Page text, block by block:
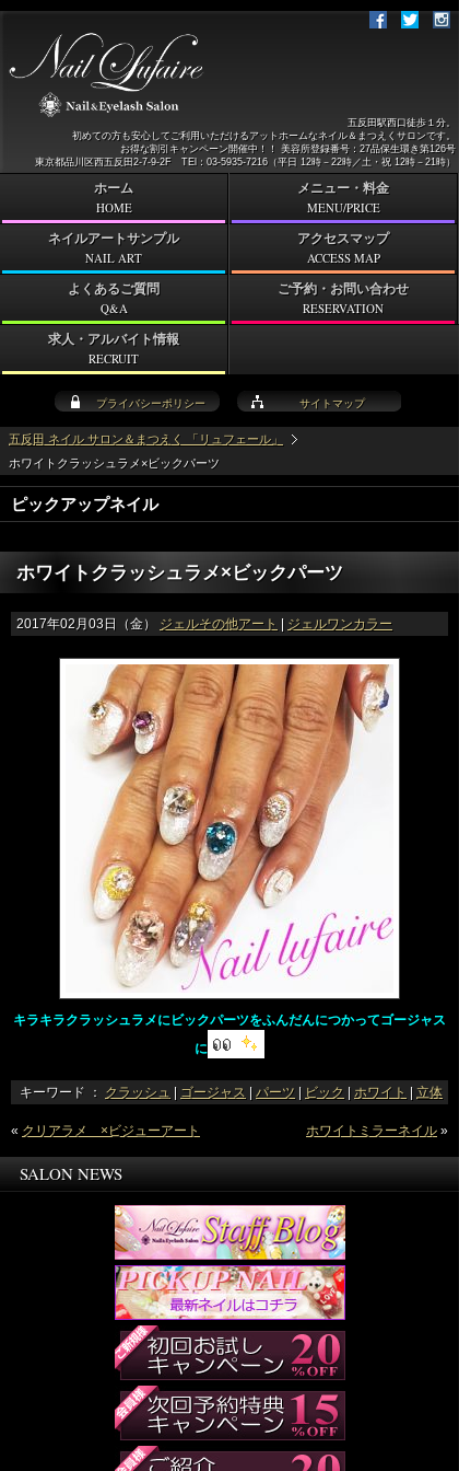
五反田 ネイル サロン＆まつえく 「リュフェール」
ホワイトクラッシュラメ×ビックパーツ
ピックアップネイル
ホワイトクラッシュラメ×ビックパーツ
2017年02月03日（金） ジェルその他アート | ジェルワンカラー
キラキラクラッシュラメにビックパーツをふんだんにつかってゴージャス
に
キーワード ： クラッシュ | ゴージャス | パーツ | ビック | ホワイト | 立体
« クリアラメ ×ビジューアート ホワイトミラーネイル »
SALON NEWS
プライバシーポリシー サイトマップ
五反田駅西口徒歩１分。
初めての方も安心してご利用いただけるアットホームなネイル＆まつえくサロンです。
お得な割引キャンペーン開催中！！ 美容所登録番号：27品保生環き第126号
東京都品川区西五反田2-7-9-2F TEl：03-5935-7216（平日 12時－22時／土・祝 12時－21時）
ホーム
HOME
メニュー・料金
MENU/PRICE
ネイルアートサンプル
NAIL ART
アクセスマップ
ACCESS MAP
よくあるご質問
Q&A
ご予約・お問い合わせ
RESERVATION
求人・アルバイト情報
RECRUIT